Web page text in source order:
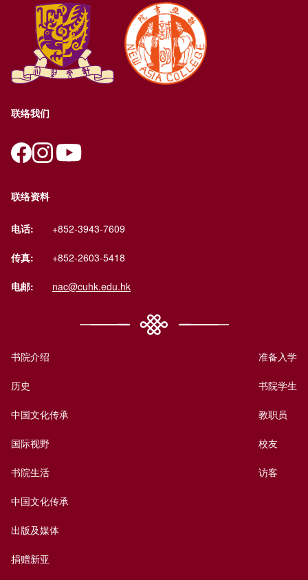
联络我们
联络资料
电话: +852-3943-7609
传真: +852-2603-5418
电邮: nac@cuhk.edu.hk
书院介绍
历史
中国文化传承
国际视野
书院生活
中国文化传承
出版及媒体
捐赠新亚
准备入学
书院学生
教职员
校友
访客